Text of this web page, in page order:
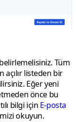
Tüm
listeden bir
Eğer yeni
önce bu
bilgi için E-posta
okuyun.